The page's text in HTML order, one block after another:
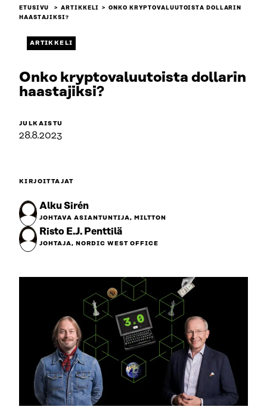
ETUSIVU ARTIKKELI
ONKO KRYPTOVALUUTOISTA DOLLARIN
HAASTAJIKSI?
ARTIKKELI
Onko kryptovaluutoista dollarin
haastajiksi?
JULKAISTU
28.8.2023
KIRJOITTAJAT
Alku Sirén
JOHTAVA ASIANTUNTIJA, MILTTON
Risto E.J. Penttilä
JOHTAJA, NORDIC WEST OFFICE